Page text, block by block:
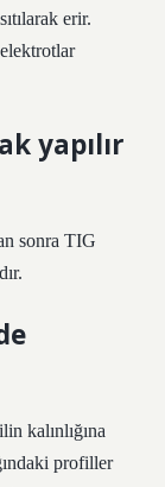
erir.
yapılır
sonra TIG
kalınlığına
profiller